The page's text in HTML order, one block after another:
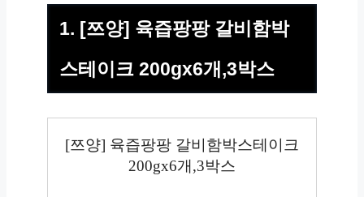
1. [쯔양] 육즙팡팡 갈비함박
스테이크 200gx6개,3박스
[쯔양] 육즙팡팡 갈비함박스테이크
200gx6개,3박스